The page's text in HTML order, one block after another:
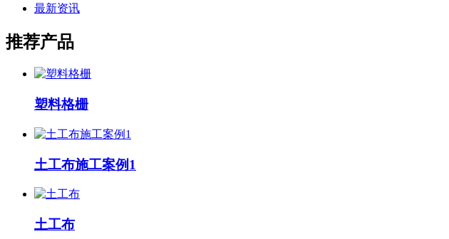
最新资讯
推荐产品
塑料格栅
土工布施工案例1
土工布